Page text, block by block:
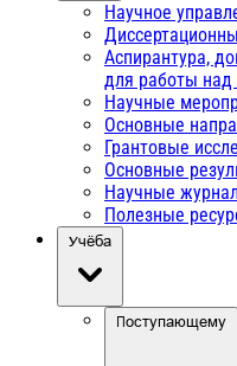
Научное
Аспирантура,
для работы над
Научные
Основные
Грантовые
Основные
Научные
Полезные
Учёба
Поступающему